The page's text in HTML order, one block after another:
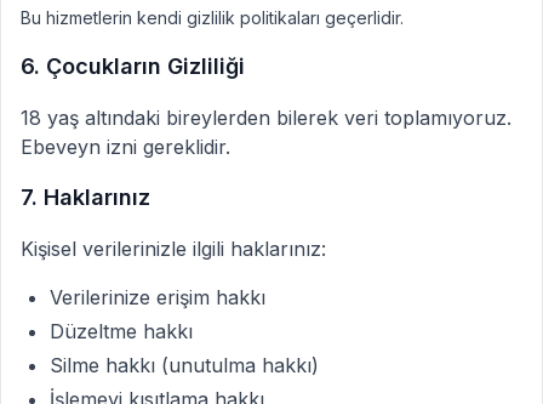
Bu hizmetlerin kendi gizlilik politikaları geçerlidir.
6. Çocukların Gizliliği
18 yaş altındaki bireylerden bilerek veri toplamıyoruz.
Ebeveyn izni gereklidir.
7. Haklarınız
Kişisel verilerinizle ilgili haklarınız:
Verilerinize erişim hakkı
Düzeltme hakkı
Silme hakkı (unutulma hakkı)